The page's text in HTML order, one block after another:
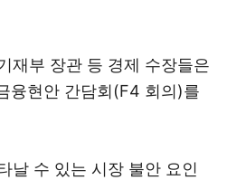
재부 장관 등 경제 수장들은
융현안 간담회(F4 회의)를
날 수 있는 시장 불안 요인